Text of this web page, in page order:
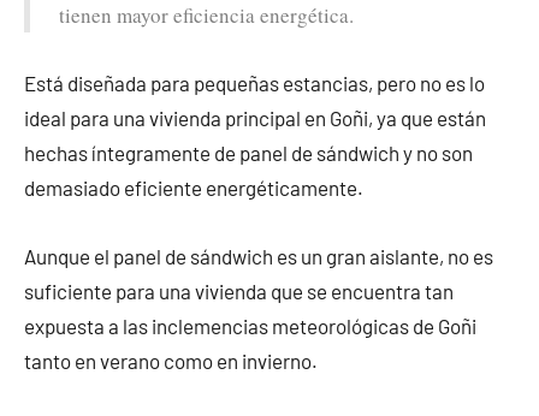
tienen mayor eficiencia energética.
Está diseñada para pequeñas estancias, pero no es lo
ideal para una vivienda principal en Goñi, ya que están
hechas íntegramente de panel de sándwich y no son
demasiado eficiente energéticamente.
Aunque el panel de sándwich es un gran aislante, no es
suficiente para una vivienda que se encuentra tan
expuesta a las inclemencias meteorológicas de Goñi
tanto en verano como en invierno.